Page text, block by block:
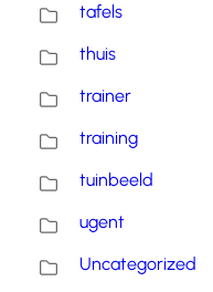
tafels
thuis
trainer
training
tuinbeeld
ugent
Uncategorized